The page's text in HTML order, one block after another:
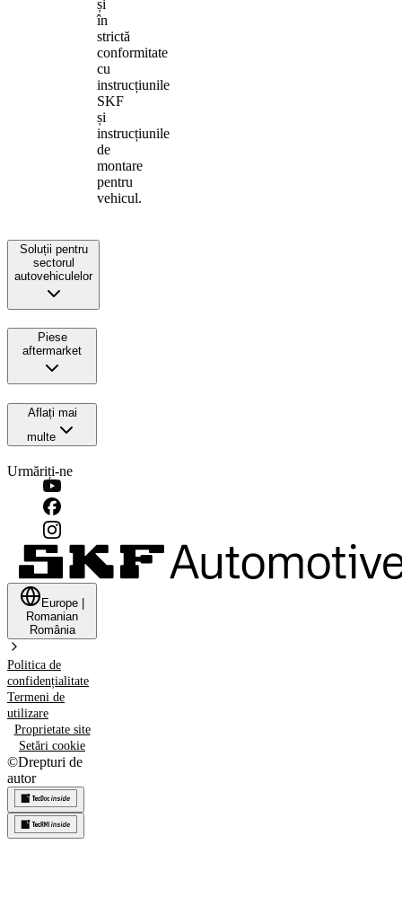
și
în
strictă
conformitate
cu
instrucțiunile
SKF
și
instrucțiunile
de
montare
pentru
vehicul.
Soluții pentru
sectorul
autovehiculelor
Piese
aftermarket
Aflați mai
multe
Urmăriți-ne
Europe
Romanian
România
Politica de
confidențialitate
Termeni de
utilizare
Proprietate site
Setări cookie
©Drepturi de
autor